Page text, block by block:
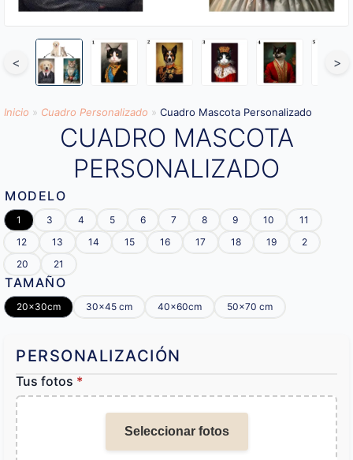
< >
Inicio » Cuadro Personalizado » Cuadro Mascota Personalizado
CUADRO MASCOTA
PERSONALIZADO
MODELO
1 3 4 5 6 7 8 9 10
11
12
13 14 15 16 17 18 19
2
20
21
TAMAÑO
20x30cm 30x45 cm 40x60cm 50x70 cm
PERSONALIZACIÓN
Tus fotos *
Seleccionar fotos